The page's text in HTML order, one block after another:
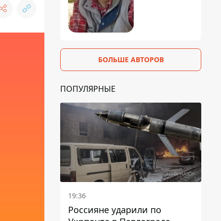
БОЛЬШЕ АВТОРОВ
ПОПУЛЯРНЫЕ
19:36
Россияне ударили по